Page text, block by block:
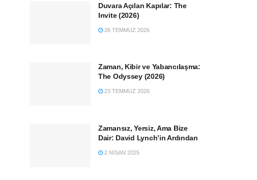
Duvara Açılan Kapılar: The
Invite (2026)
26 TEMMUZ 2026
Zaman, Kibir ve Yabancılaşma:
The Odyssey (2026)
23 TEMMUZ 2026
Zamansız, Yersiz, Ama Bize
Dair: David Lynch’in Ardından
2 NISAN 2025